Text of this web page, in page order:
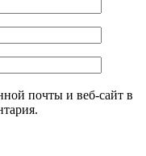
почты и веб-сайт в